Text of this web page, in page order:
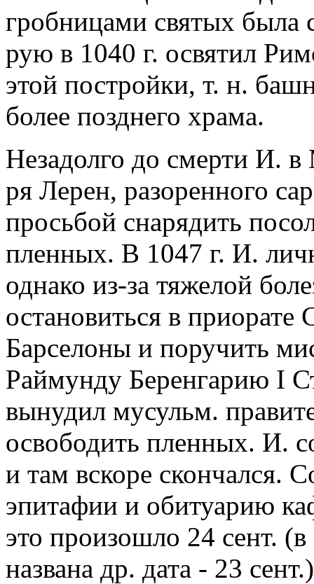
гробницами святых была
рую в 1040 г. освятил
этой постройки, т. н.
более позднего храма.
Незадолго до смерти И.
ря Лерен, разоренного
просьбой снарядить
пленных. В 1047 г. И.
однако из-за тяжелой
остановиться в
Барселоны и поручить
Раймунду Беренгарию I
вынудил мусульм.
освободить пленных. И.
и там вскоре скончался.
эпитафии и обитуарию
это произошло 24 сент.
названа др. дата - 23